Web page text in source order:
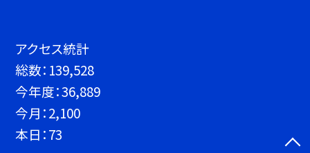
アクセス統計
総数： 139,528
今年度：36,889
今月：2,100
本日：73